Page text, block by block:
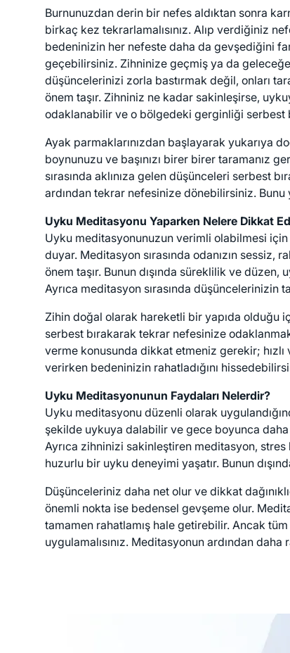
Burnunuzdan derin bir nefes aldıktan sonra
birkaç kez tekrarlamalısınız. Alıp verdiğiniz
bedeninizin her nefeste daha da gevşediğini
geçebilirsiniz. Zihninize geçmiş ya da geleceğe
düşüncelerinizi zorla bastırmak değil, onları
önem taşır. Zihniniz ne kadar sakinleşirse,
odaklanabilir ve o bölgedeki gerginliği serbest
Ayak parmaklarınızdan başlayarak yukarıya
boynunuzu ve başınızı birer birer taramanız
sırasında aklınıza gelen düşünceleri serbest
ardından tekrar nefesinize dönebilirsiniz.
Uyku Meditasyonu Yaparken Nelere Dikkat
Uyku meditasyonunuzun verimli olabilmesi
duyar. Meditasyon sırasında odanızın
önem taşır. Bunun dışında süreklilik ve
Ayrıca meditasyon sırasında düşüncelerinizin
Zihin doğal olarak hareketli bir yapıda olduğu
serbest bırakarak tekrar nefesinize
verme konusunda dikkat etmeniz gerekir;
verirken bedeninizin rahatladığını
Uyku Meditasyonunun Faydaları Nelerdir?
Uyku meditasyonu düzenli olarak
şekilde uykuya dalabilir ve gece boyunca
Ayrıca zihninizi sakinleştiren meditasyon,
huzurlu bir uyku deneyimi yaşatır. Bunun
Düşünceleriniz daha net olur ve dikkat
önemli nokta ise bedensel gevşeme olur.
tamamen rahatlamış hale getirebilir. Ancak
uygulamalısınız. Meditasyonun ardından